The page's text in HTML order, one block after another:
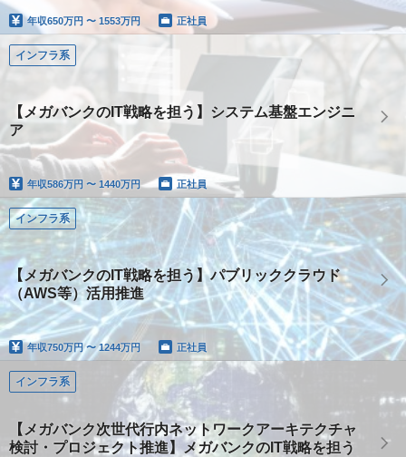
年収650万円 〜 1553万円 正社員
インフラ系
【メガバンクのIT戦略を担う】システム基盤エンジニ
ア
年収586万円 〜 1440万円 正社員
インフラ系
【メガバンクのIT戦略を担う】パブリッククラウド
（AWS等）活用推進
年収750万円 〜 1244万円 正社員
インフラ系
【メガバンク次世代行内ネットワークアーキテクチャ
検討・プロジェクト推進】メガバンクのIT戦略を担う